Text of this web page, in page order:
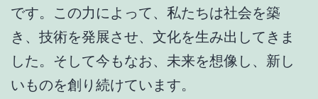
です。この力によって、私たちは社会を築
き、技術を発展させ、文化を生み出してきま
した。そして今もなお、未来を想像し、新し
いものを創り続けています。